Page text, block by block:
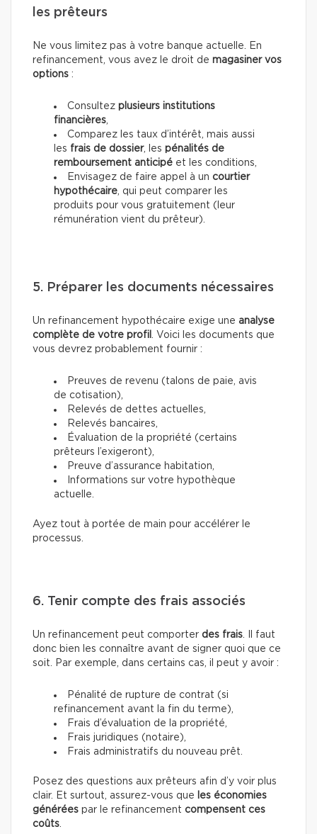
les prêteurs
Ne vous limitez pas à votre banque actuelle. En
refinancement, vous avez le droit de magasiner vos
options :
Consultez plusieurs institutions
financières,
Comparez les taux d’intérêt, mais aussi
les frais de dossier, les pénalités de
remboursement anticipé et les conditions,
Envisagez de faire appel à un courtier
hypothécaire, qui peut comparer les
produits pour vous gratuitement (leur
rémunération vient du prêteur).
5. Préparer les documents nécessaires
Un refinancement hypothécaire exige une analyse
complète de votre profil . Voici les documents que
vous devrez probablement fournir :
Preuves de revenu (talons de paie, avis
de cotisation),
Relevés de dettes actuelles,
Relevés bancaires,
Évaluation de la propriété (certains
prêteurs l’exigeront),
Preuve d’assurance habitation,
Informations sur votre hypothèque
actuelle.
Ayez tout à portée de main pour accélérer le
processus.
6. Tenir compte des frais associés
Un refinancement peut comporter des frais. Il faut
donc bien les connaître avant de signer quoi que ce
soit. Par exemple, dans certains cas, il peut y avoir :
Pénalité de rupture de contrat (si
refinancement avant la fin du terme),
Frais d’évaluation de la propriété,
Frais juridiques (notaire),
Frais administratifs du nouveau prêt.
Posez des questions aux prêteurs afin d’y voir plus
clair. Et surtout, assurez-vous que
les économies
générées par le refinancement compensent ces
coûts.